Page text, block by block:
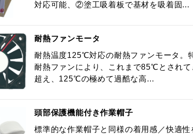
対応可能、②塗工吸着板で基材を吸着固...
耐熱ファンモータ
耐熱温度125℃対応の耐熱ファンモータ。
耐熱ファンにより、これまで85℃とされて
超え、125℃の極めて過酷な高...
頭部保護機能付き作業帽子
標準的な作業帽子と同様の着用感／快適